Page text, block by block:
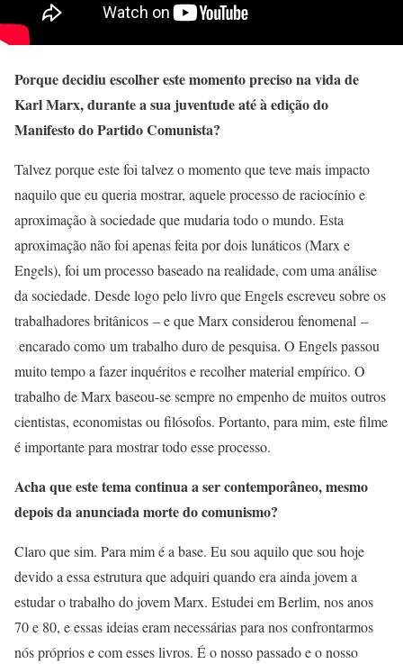
Porque decidiu escolher este momento preciso na vida de
Karl Marx, durante a sua juventude até à edição do
Manifesto do Partido Comunista?
Talvez porque este foi talvez o momento que teve mais impacto
naquilo que eu queria mostrar, aquele processo de raciocínio e
aproximação à sociedade que mudaria todo o mundo. Esta
aproximação não foi apenas feita por dois lunáticos (Marx e
Engels), foi um processo baseado na realidade, com uma análise
da sociedade. Desde logo pelo livro que Engels escreveu sobre os
trabalhadores britânicos – e que Marx considerou fenomenal –
encarado como um trabalho duro de pesquisa. O Engels passou
muito tempo a fazer inquéritos e recolher material empírico. O
trabalho de Marx baseou-se sempre no empenho de muitos outros
cientistas, economistas ou filósofos. Portanto, para mim, este filme
é importante para mostrar todo esse processo.
Acha que este tema continua a ser contemporâneo, mesmo
depois da anunciada morte do comunismo?
Claro que sim. Para mim é a base. Eu sou aquilo que sou hoje
devido a essa estrutura que adquiri quando era ainda jovem a
estudar o trabalho do jovem Marx. Estudei em Berlim, nos anos
70 e 80, e essas ideias eram necessárias para nos confrontarmos
nós próprios e com esses livros. É o nosso passado e o nosso